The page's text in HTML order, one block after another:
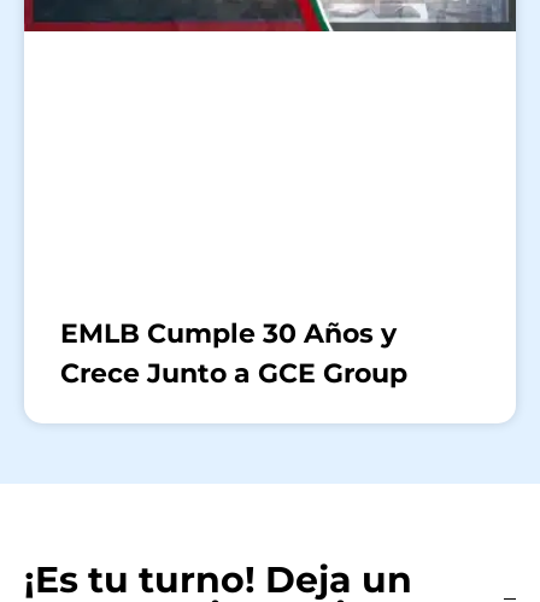
EMLB Cumple 30 Años y
Crece Junto a GCE Group
¡Es tu turno! Deja un